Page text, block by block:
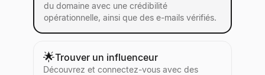
du domaine avec une crédibilité
opérationnelle, ainsi que des e-mails vérifiés.
🌟Trouver un influenceur
Découvrez et connectez-vous avec des